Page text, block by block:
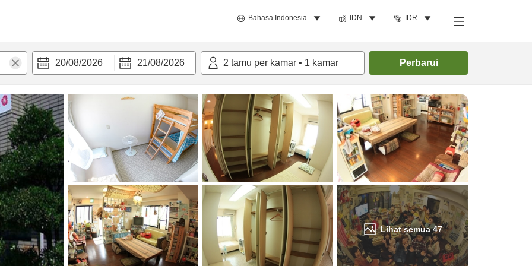
Bahasa Indonesia IDN IDR
20/08/2026 21/08/2026 2 tamu per kamar • 1 kamar Perbarui
Lihat semua47
Cari kamar